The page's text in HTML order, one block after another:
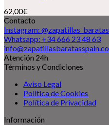
62,00€
Contacto
Instagram:
Whatsapp: +34 666 23 48 63
Atención 24h
Términos y Condiciones
Aviso Legal
Política de Cookies
Política de Privacidad
Información